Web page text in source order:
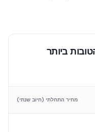
ביותר
מחיר התחלתי(חיוב שנתי)